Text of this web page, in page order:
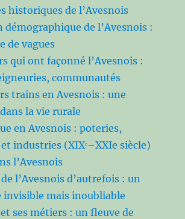
historiques de l’Avesnois
démographique de l’Avesnois :
de vagues
qui ont façonné l’Avesnois :
communautés
trains en Avesnois : une
la vie rurale
en Avesnois : poteries,
industries (XIXᵉ–XXIe siècle)
l’Avesnois
l’Avesnois d’autrefois : un
mais inoubliable
ses métiers : un fleuve de